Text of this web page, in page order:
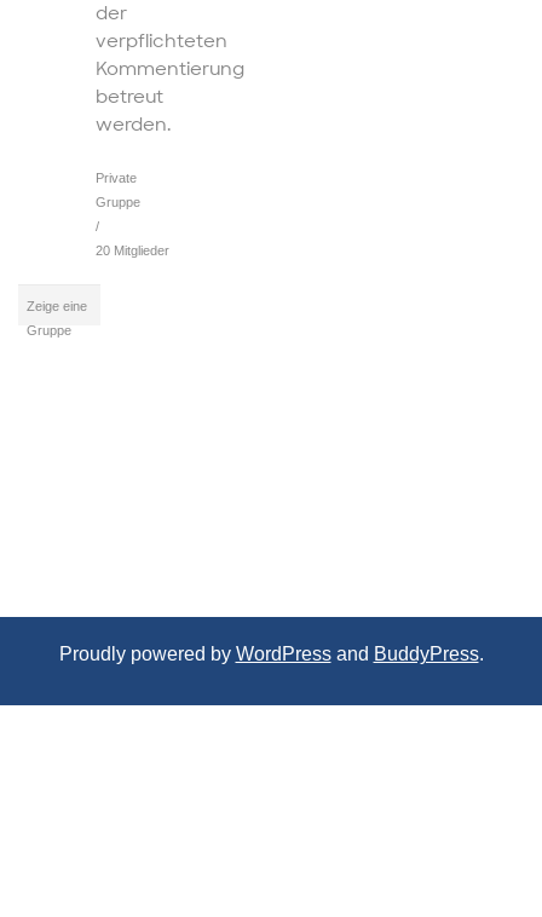
der
verpflichteten
Kommentierung
betreut
werden.
Private
Gruppe
/
20 Mitglieder
Zeige eine
Gruppe
Proudly powered by WordPressand BuddyPress.